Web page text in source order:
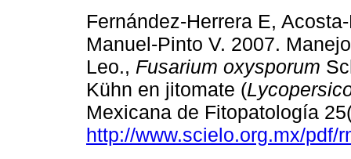
Fernández-Herrera E,
Manuel-Pinto V. 2007.
Leo., Fusarium oxysporum
Kühn en jitomate (
Mexicana de Fitopatología
http://www.scielo.org.mx/pdf/